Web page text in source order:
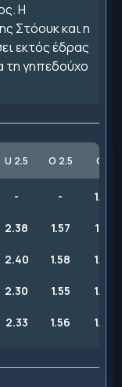
Η
Στόουκ και η
εκτός έδρας
τη γηπεδούχο
U 2.5 O 2.5 GG
- - 1.64
2.38 1.57 1.61
2.40 1.58 1.65
2.30 1.55 1.60
2.33 1.56 1.63